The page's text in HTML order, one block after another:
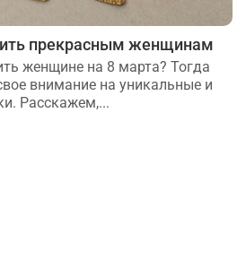
прекрасным женщинам
женщине на 8 марта? Тогда
внимание на уникальные и
Расскажем,...